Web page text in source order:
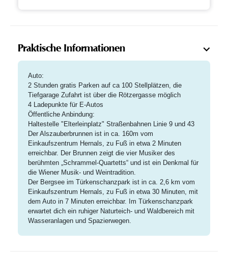
Praktische Informationen
Auto:
2 Stunden gratis Parken auf ca 100 Stellplätzen, die
Tiefgarage Zufahrt ist über die Rötzergasse möglich
4 Ladepunkte für E-Autos
Öffentliche Anbindung:
Haltestelle "Elterleinplatz" Straßenbahnen Linie 9 und 43
Der Alszauberbrunnen ist in ca. 160m vom
Einkaufszentrum Hernals, zu Fuß in etwa 2 Minuten
erreichbar. Der Brunnen zeigt die vier Musiker des
berühmten „Schrammel-Quartetts“ und ist ein Denkmal für
die Wiener Musik- und Weintradition.
Der Bergsee im Türkenschanzpark ist in ca. 2,6 km vom
Einkaufszentrum Hernals, zu Fuß in etwa 30 Minuten, mit
dem Auto in 7 Minuten erreichbar. Im Türkenschanzpark
erwartet dich ein ruhiger Naturteich- und Waldbereich mit
Wasseranlagen und Spazierwegen.